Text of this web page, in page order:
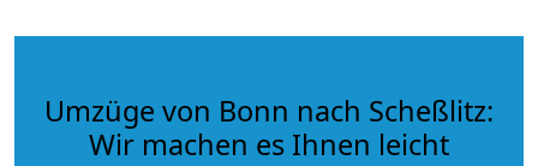
Umzüge von Bonn nach Scheßlitz:
Wir machen es Ihnen leicht